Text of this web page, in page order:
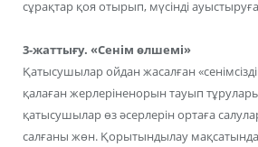
сұрақтар қоя отырып, мүсінді
3-жаттығу. «Сенім өлшемі»
Қатысушылар ойдан жасалған
қалаған жерлеріненорын тауып
қатысушылар өз әсерлерін ортаға
салғаны жөн. Қорытындылау мақсатында